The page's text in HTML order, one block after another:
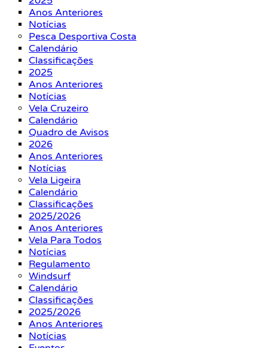
Anos Anteriores
Notícias
Pesca Desportiva Costa
Calendário
Classificações
2025
Anos Anteriores
Notícias
Vela Cruzeiro
Calendário
Quadro de Avisos
2026
Anos Anteriores
Notícias
Vela Ligeira
Calendário
Classificações
2025/2026
Anos Anteriores
Vela Para Todos
Notícias
Regulamento
Windsurf
Calendário
Classificações
2025/2026
Anos Anteriores
Notícias